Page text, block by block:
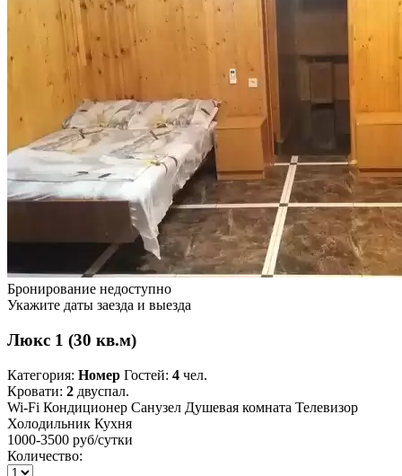
Бронирование недоступно
Укажите даты заезда и выезда
Люкс 1 (30 кв.м)
Категория: Номер Гостей: 4 чел.
Кровати: 2 двуспал.
Wi-Fi Кондиционер Санузел Душевая комната Телевизор
Холодильник Кухня
1000-3500 руб/сутки
Количество: